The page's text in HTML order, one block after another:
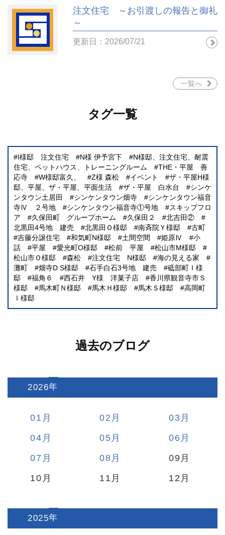
注文住宅 ～お引渡しの報告と御礼
～
更新日：2026/07/21
一覧へ
タグ一覧
I様邸 注文住宅 N様 伊予宮下
N様邸、注文住宅、耐震
住宅、ペットハウス、トレーニングルーム
THE・平屋 善
応寺
W様邸富久、 Z様 森松 イベント
ザ・平屋H様
邸、平屋、ザ・平屋、平面生活
ザ・平屋 白水台
シンケ
ンタウン土居田
シンケンタウン畑寺
シンケンタウン福音
寺Ⅳ ２号地
シンケンタウン福音寺①号地
スキップフロ
ア
久保田町 グループホーム 久保田２
北吉田②
北黒田4号地 建売
北黒田Ｏ様邸 南斉院Ｙ様邸
古町
吉藤分譲住宅
和気町N様邸 土間空間 姫原Ⅳ
小
話
平屋 愛光町O様邸 松前 平屋
松山市M様邸
松山市Ｏ様邸
森松 注文住宅 N様邸
海の見える家
灘町
畑寺D S様邸 石手白石3号地 建売
砥部町Ｉ様
邸
福角６ 西石井 Y様 洋菓子店
香川県観音寺市Ｓ
様邸
馬木町Ｎ様邸 馬木Ｈ様邸 馬木Ｓ様邸
高岡町
Ｉ様邸
過去のブログ
2026:
01 02
03
04
05
06
07
08
09
10
11 12
2025: